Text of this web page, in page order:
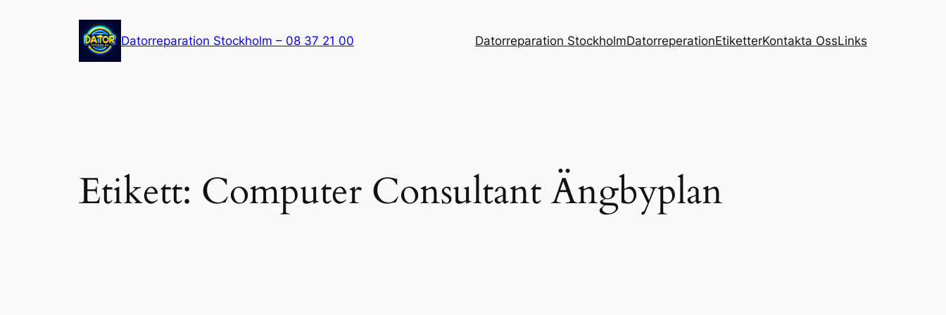
Datorreparation Stockholm – 08 37 21 00 Datorreparation StockholmDatorreperationEtiketterKontakta OssLinks
Etikett: Computer Consultant Ängbyplan